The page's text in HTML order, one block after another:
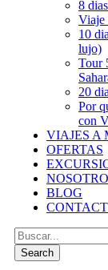
8
Viaje
10
lujo)
Tour
20
Por
con
VIAJES A
OFERTAS
BLOG